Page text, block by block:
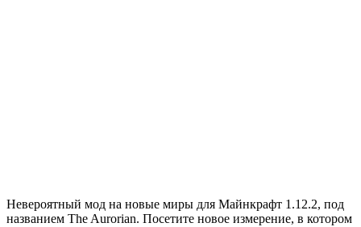
Невероятный мод на новые миры для Майнкрафт 1.12.2, под
названием The Aurorian. Посетите новое измерение, в котором